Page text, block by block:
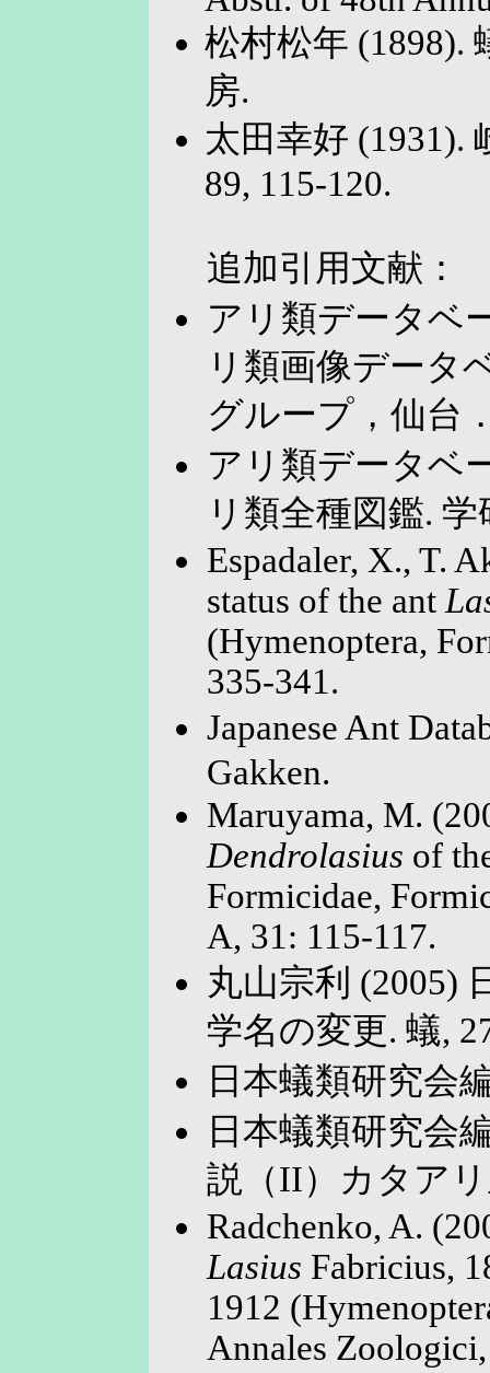
松村松年 (1898).
房.
太田幸好
89, 115-120.
追加引用文献：
アリ類データベ
リ類画像データ
グループ，仙台
アリ類データベ
リ類全種図鑑. 学
Espadaler, X., T.
status of the ant
(Hymenoptera,
335-341.
Japanese Ant
Gakken.
Maruyama, M.
Dendrolasius of
Formicidae,
A, 31: 115-117.
丸山宗利 (2005)
学名の変更. 蟻,
日本蟻類研究会
日本蟻類研究会
説（II）カタア
Radchenko, A.
Lasius Fabricius,
1912
Annales